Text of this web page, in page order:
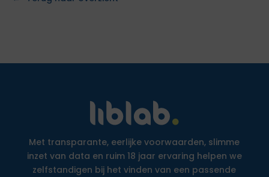
Met transparante, eerlijke voorwaarden, slimme
inzet van data en ruim 18 jaar ervaring helpen we
zelfstandigen bij het vinden van een passende